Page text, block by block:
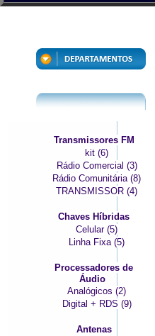
Transmissores FM
kit (6)
Rádio Comercial (3)
Rádio Comunitária (8)
TRANSMISSOR (4)
Chaves Híbridas
Celular (5)
Linha Fixa (5)
Processadores de
Áudio
Analógicos (2)
Digital + RDS (9)
Antenas